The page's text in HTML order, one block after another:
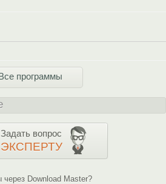
программы
Задать вопрос
ЭКСПЕРТУ
через Download Master?